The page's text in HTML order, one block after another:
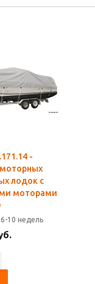
-
лодок с
моторами
10 недель